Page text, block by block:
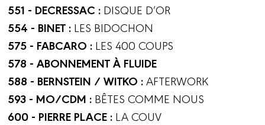
551 - DECRESSAC : DISQUE D’OR
554 - BINET : LES BIDOCHON
575 - FABCARO : LES 400 COUPS
578 - ABONNEMENT À FLUIDE
588 - BERNSTEIN / WITKO :AFTERWORK
593 - MO/CDM : BÊTES COMME NOUS
600 - PIERRE PLACE : LA COUV